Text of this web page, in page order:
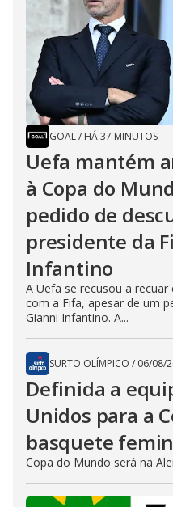
GOAL/ HÁ 37 MINUTOS
Uefa mantém
à Copa do
pedido de
presidente da
Infantino
A Uefa se recusou a
com a Fifa, apesar de um
Gianni Infantino. A...
SURTO OLÍMPICO / 06/08/
Definida a
Unidos para a
basquete
Copa do Mundo será na